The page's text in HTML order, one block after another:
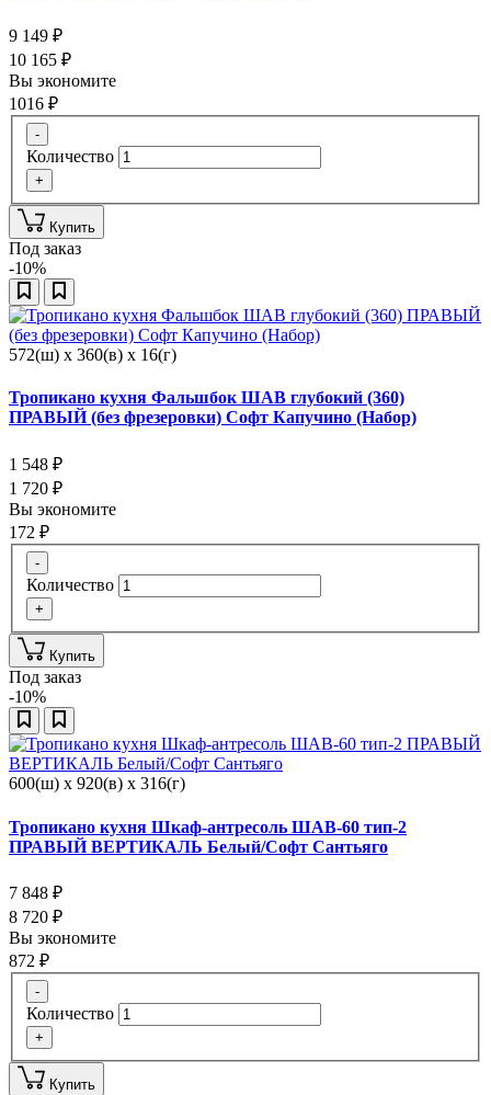
9 149 ₽
10 165 ₽
Вы экономите
1016 ₽
-
Количество
+
Купить
Под заказ
-10%
572(ш) x 360(в) x 16(г)
Тропикано кухня Фальшбок ШАВ глубокий (360)
ПРАВЫЙ (без фрезеровки) Софт Капучино (Набор)
1 548 ₽
1 720 ₽
Вы экономите
172 ₽
-
Количество
+
Купить
Под заказ
-10%
600(ш) x 920(в) x 316(г)
Тропикано кухня Шкаф-антресоль ШАВ-60 тип-2
ПРАВЫЙ ВЕРТИКАЛЬ Белый/Софт Сантьяго
7 848 ₽
8 720 ₽
Вы экономите
872 ₽
-
Количество
+
Купить